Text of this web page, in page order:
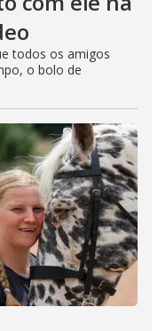
todos os amigos
o bolo de